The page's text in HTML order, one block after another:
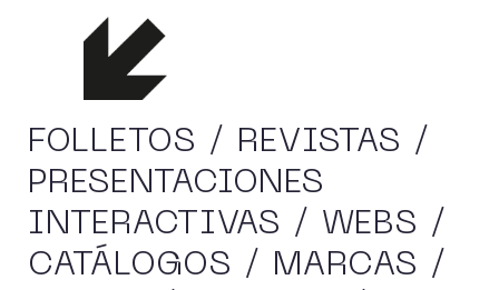
FOLLETOS / REVISTAS /
PRESENTACIONES
INTERACTIVAS / WEBS /
CATÁLOGOS / MARCAS /